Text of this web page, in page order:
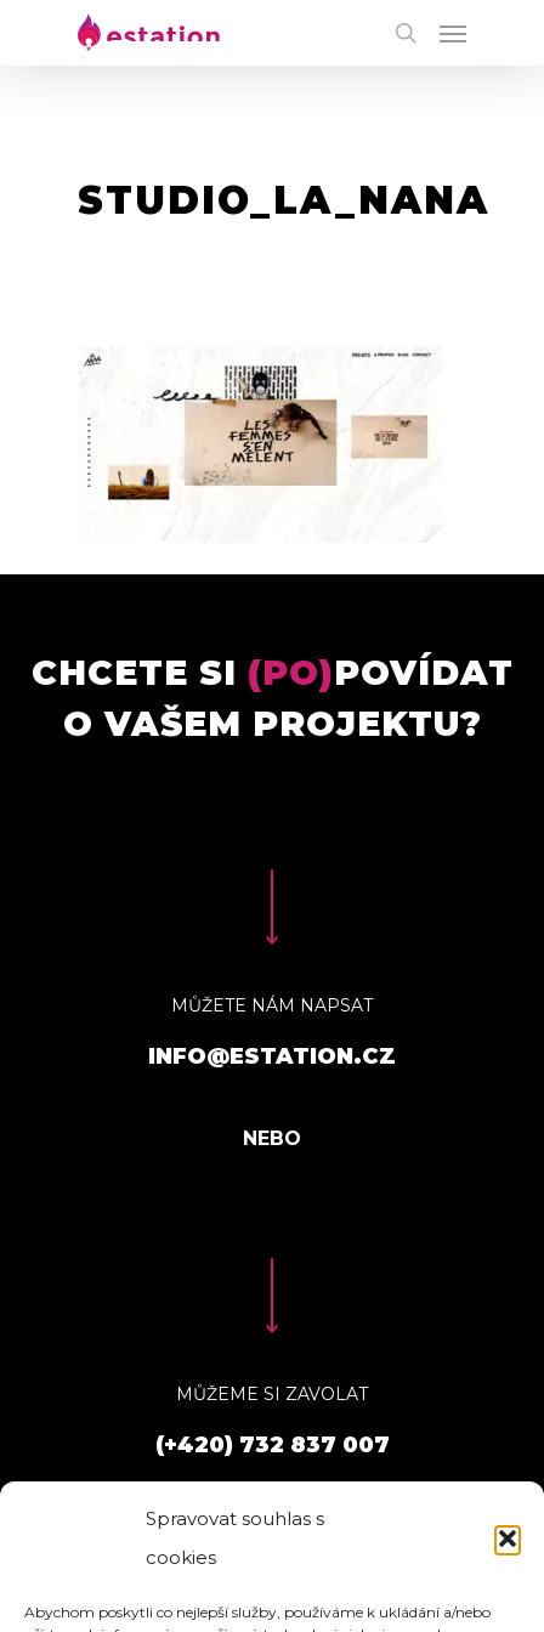
Spravovat souhlas s
cookies
Abychom poskytli co nejlepší služby, používáme k ukládání a/nebo
STUDIO_LA_NANA
CHCETE SI (PO)POVÍDAT
O VAŠEM PROJEKTU?
MŮŽETE NÁM NAPSAT
INFO@ESTATION.CZ
MŮŽEME SI ZAVOLAT
(+420) 732 837 007